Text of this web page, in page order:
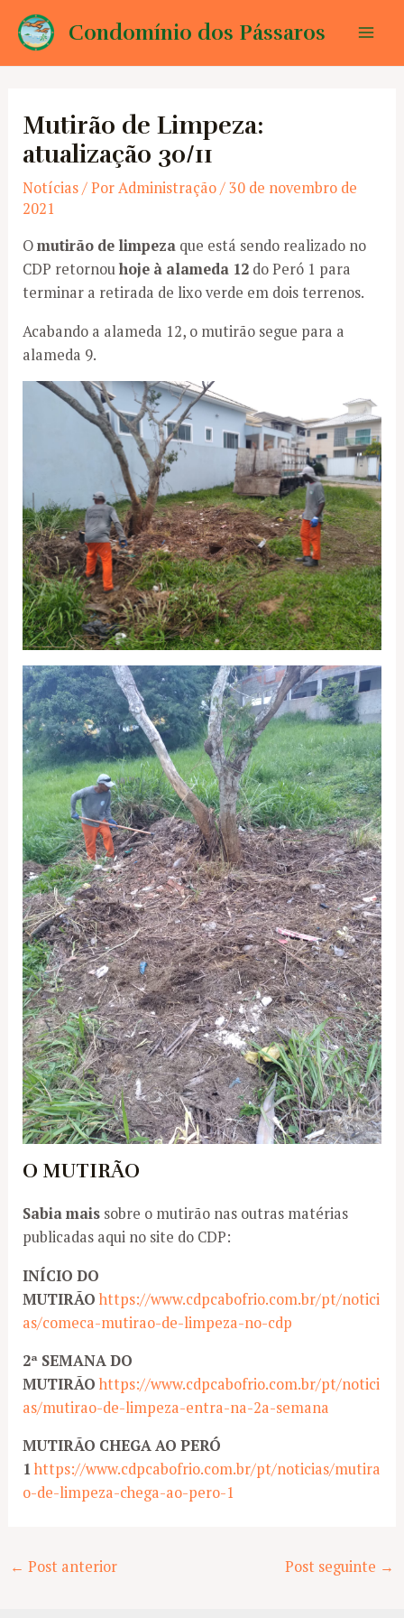
para
Condomínio dos Pássaros
Mutirão de Limpeza:
atualização 30/11
Notícias/ PorAdministração/30 de novembro de
2021
Omutirão de limpeza que está sendo realizado no
CDP retornouhoje à alameda 12 do Peró 1 para
terminar a retirada de lixo verde em dois terrenos.
Acabando a alameda 12, o mutirão segue para a
alameda 9.
O MUTIRÃO
Sabia mais sobre o mutirão nas outras matérias
publicadas aqui no site do CDP:
INÍCIO DO
MUTIRÃO https://www.cdpcabofrio.com.br/pt/notici
as/comeca-mutirao-de-limpeza-no-cdp
2ª SEMANA DO
MUTIRÃO https://www.cdpcabofrio.com.br/pt/notici
as/mutirao-de-limpeza-entra-na-2a-semana
MUTIRÃO CHEGA AO PERÓ
1https://www.cdpcabofrio.com.br/pt/noticias/mutira
o-de-limpeza-chega-ao-pero-1
Post
← Post anterior Post seguinte →